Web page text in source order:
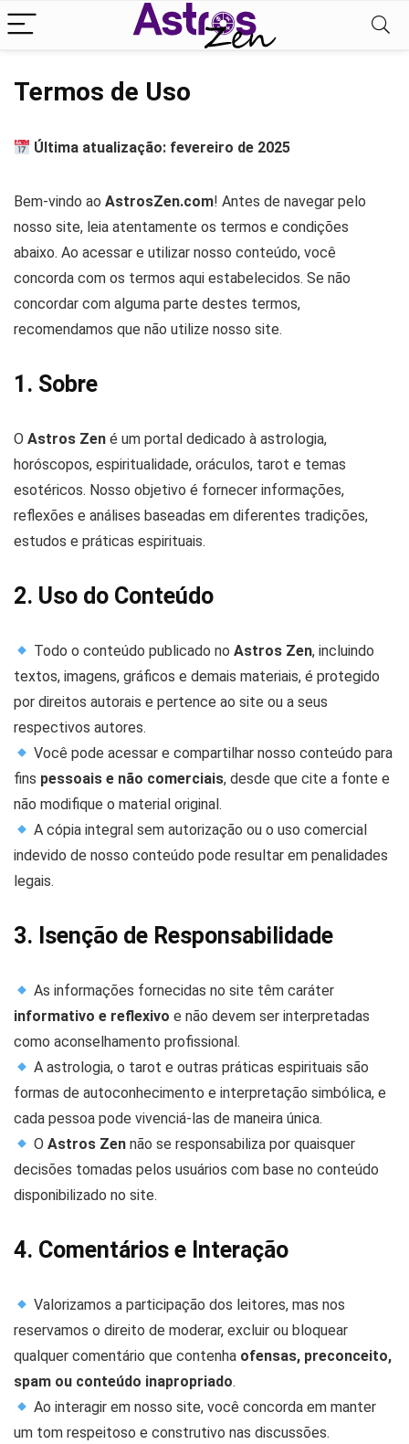
Termos de Uso
Última atualização: fevereiro de 2025
Bem-vindo ao AstrosZen.com! Antes de navegar pelo
nosso site, leia atentamente os termos e condições
abaixo. Ao acessar e utilizar nosso conteúdo, você
concorda com os termos aqui estabelecidos. Se não
concordar com alguma parte destes termos,
recomendamos que não utilize nosso site.
1. Sobre
O Astros Zen é um portal dedicado à astrologia,
horóscopos, espiritualidade, oráculos, tarot e temas
esotéricos. Nosso objetivo é fornecer informações,
reflexões e análises baseadas em diferentes tradições,
estudos e práticas espirituais.
2. Uso do Conteúdo
Todo o conteúdo publicado noAstros Zen, incluindo
textos, imagens, gráficos e demais materiais, é protegido
por direitos autorais e pertence ao site ou a seus
respectivos autores.
Você pode acessar e compartilhar nosso conteúdo para
fins pessoais e não comerciais, desde que cite a fonte e
não modifique o material original.
A cópia integral sem autorização ou o uso comercial
indevido de nosso conteúdo pode resultar em penalidades
legais.
3. Isenção de Responsabilidade
As informações fornecidas no site têm caráter
informativo e reflexivo e não devem ser interpretadas
como aconselhamento profissional.
A astrologia, o tarot e outras práticas espirituais são
formas de autoconhecimento e interpretação simbólica, e
cada pessoa pode vivenciá-las de maneira única.
OAstros Zen não se responsabiliza por quaisquer
decisões tomadas pelos usuários com base no conteúdo
disponibilizado no site.
4. Comentários e Interação
Valorizamos a participação dos leitores, mas nos
reservamos o direito de moderar, excluir ou bloquear
qualquer comentário que contenha ofensas, preconceito,
spam ou conteúdo inapropriado.
Ao interagir em nosso site, você concorda em manter
um tom respeitoso e construtivo nas discussões.